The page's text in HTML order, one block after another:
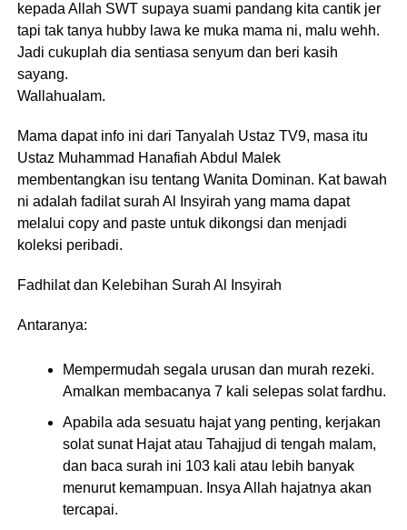
kepada Allah SWT supaya suami pandang kita cantik jer
tapi tak tanya hubby lawa ke muka mama ni, malu wehh.
Jadi cukuplah dia sentiasa senyum dan beri kasih
sayang.
Wallahualam.
Mama dapat info ini dari Tanyalah Ustaz TV9, masa itu
Ustaz Muhammad Hanafiah Abdul Malek
membentangkan isu tentang Wanita Dominan. Kat bawah
ni adalah fadilat surah Al Insyirah yang mama dapat
melalui copy and paste untuk dikongsi dan menjadi
koleksi peribadi.
Fadhilat dan Kelebihan Surah Al Insyirah
Antaranya:
Mempermudah segala urusan dan murah rezeki.
Amalkan membacanya 7 kali selepas solat fardhu.
Apabila ada sesuatu hajat yang penting, kerjakan
solat sunat Hajat atau Tahajjud di tengah malam,
dan baca surah ini 103 kali atau lebih banyak
menurut kemampuan. Insya Allah hajatnya akan
tercapai.